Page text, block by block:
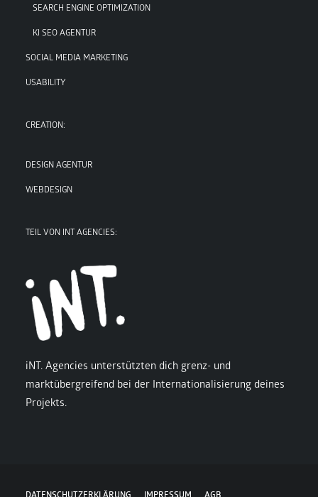
SEARCH ENGINE OPTIMIZATION
KI SEO AGENTUR
SOCIAL MEDIA MARKETING
USABILITY
CREATION:
DESIGN AGENTUR
WEBDESIGN
TEIL VON INT AGENCIES:
iNT. Agencies unterstützten dich grenz- und
marktübergreifend bei der Internationalisierung deines
Projekts.